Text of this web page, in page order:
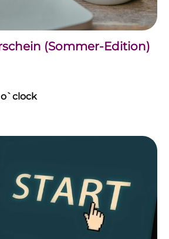
(Sommer-Edition)
o`clock